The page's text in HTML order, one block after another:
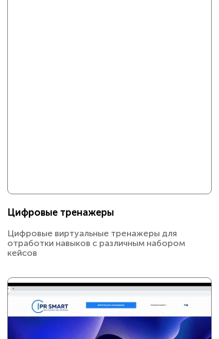
Цифровые тренажеры
Цифровые виртуальные тренажеры для
отработки навыков с различным набором
кейсов